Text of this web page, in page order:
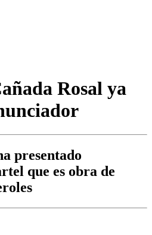
Rosal ya
presentado
que es obra de